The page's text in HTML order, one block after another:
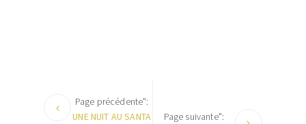
Page précédente":
UNE NUIT AU SANTA
Page suivante":